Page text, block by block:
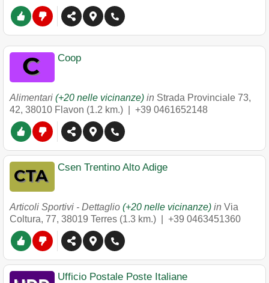
Coop
Alimentari (+20 nelle vicinanze) in Strada Provinciale 73,
42, 38010 Flavon (1.2 km.) | +39 0461652148
Csen Trentino Alto Adige
Articoli Sportivi - Dettaglio (+20 nelle vicinanze) in Via
Coltura, 77, 38019 Terres (1.3 km.) | +39 0463451360
Ufficio Postale Poste Italiane